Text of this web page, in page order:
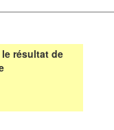
résultat de